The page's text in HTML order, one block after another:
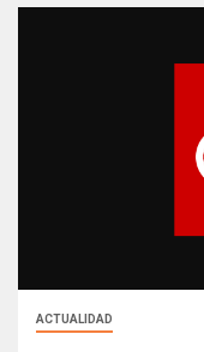
ACTUALIDAD